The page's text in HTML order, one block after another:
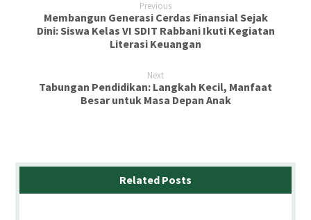
Previous
Membangun Generasi Cerdas Finansial Sejak
Dini: Siswa Kelas VI SDIT Rabbani Ikuti Kegiatan
Literasi Keuangan
Next
Tabungan Pendidikan: Langkah Kecil, Manfaat
Besar untuk Masa Depan Anak
Related Posts